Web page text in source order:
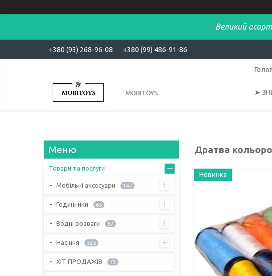
Великий
+380 (93) 268-96-08 +380 (99) 486-91-86
MOBITOYS ➤
Дратва
Новинка
Товари та послуги
Мобільні аксесуари 147
Годинники 65
Водні розваги 67
Насіння 325
ХІТ ПРОДАЖІВ 73